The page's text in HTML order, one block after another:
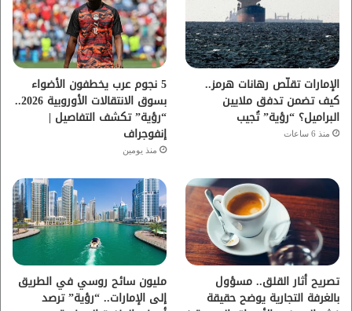
ك
و
ب
ق
ر
م
الإمارات تقلّص رهانات هرمز..
كيف تضمن تدفق ملايين
البراميل؟ “رؤية” تُجيب
منذ 6 ساعات
5 نجوم عرب يخطفون الأضواء
بسوق الانتقالات الأوروبية 2026..
“رؤية” تكشف التفاصيل |
إنفوجراف
منذ يومين
تصريح أثار القلق.. مسؤول
بالغرفة التجارية يوضح حقيقة
مليون سائح روسي في الطريق
إلى الإمارات.. “رؤية” ترصد